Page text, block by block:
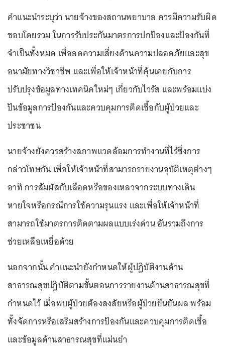
คำแนะนำระบุว่า นายจ้างของสถานพยาบาล ควรมีความรับผิด
ชอบโดยรวม ในการรับประกันมาตรการปกป้องและป้องกันที่
จำเป็นทั้งหมด เพื่อลดความเสี่ยงด้านความปลอดภัยและสุข
อนามัยทางวิชาชีพ และเพื่อให้เจ้าหน้าที่คุ้นเคยกับการ
ปรับปรุงข้อมูลทางเทคนิคใหม่ๆ เกี่ยวกับไวรัส และพร้อมแบ่ง
ปันข้อมูลการป้องกันและควบคุมการติดเชื้อกับผู้ป่วยและ
ประชาชน
นายจ้างยังควรสร้างสภาพแวดล้อมการทำงานที่ไร้ซึ่งการ
กล่าวโทษกัน เพื่อให้เจ้าหน้าที่สามารถรายงานอุบัติเหตุต่างๆ
อาทิ การสัมผัสกับเลือดหรือของเหลวจากระบบทางเดิน
หายใจหรือกรณีการใช้ความรุนแรง และเพื่อให้เจ้าหน้าที่
สามารถใช้มาตรการติดตามผลแบบเร่งด่วน อันรวมถึงการ
ช่วยเหลือเหยื่อด้วย
นอกจากนั้น คำแนะนำยังกำหนดให้ผู้ปฏิบัติงานด้าน
สาธารณสุขปฏิบัติตามขั้นตอนการรายงานด้านสาธารณสุขที่
กำหนดไว้ เมื่อพบผู้ป่วยต้องสงสัยหรือผู้ป่วยยืนยันผล พร้อม
ทั้งจัดการหรือเสริมสร้างการป้องกันและควบคุมการติดเชื้อ
และข้อมูลด้านสาธารณสุขที่แม่นยำ